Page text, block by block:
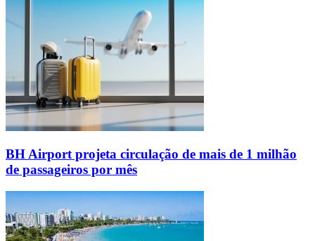
BH Airport projeta circulação de mais de 1 milhão
de passageiros por mês